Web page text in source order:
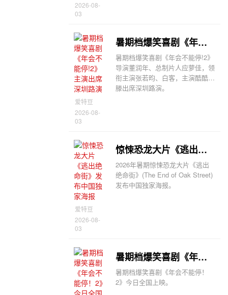
2026-08-
03
爱特豆
2026-08-
03
暑期档爆笑喜剧《年会不能停!2》主演出席深圳路演
暑期档爆笑喜剧《年会不能停!2》
导演董润年、总制片人应萝佳，领
衔主演张若昀、白客，主演酷酷的
滕出席深圳路演。
爱特豆
2026-08-
03
惊悚恐龙大片《逃出绝命街》发布中国独家海报
2026年暑期惊悚恐龙大片《逃出
绝命街》(The End of Oak Street)
发布中国独家海报。
暑期档爆笑喜剧《年会不能停！2》今日全国上映
暑期档爆笑喜剧《年会不能停！
2》今日全国上映。